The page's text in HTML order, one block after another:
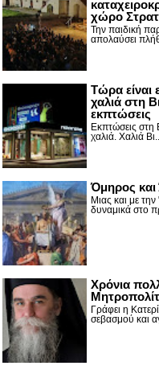
χώρο
Την παιδική
απολαύσει
Τώρα είναι
χαλιά στη
εκπτώσεις
Εκπτώσεις
χαλιά. Χαλιά
Όμηρος και
Μιας και με
δυναμικά στο
Χρόνια
Γράφει η
σεβασμού και